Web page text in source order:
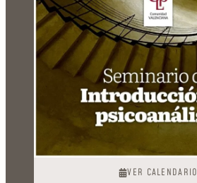
VER CALENDARIO